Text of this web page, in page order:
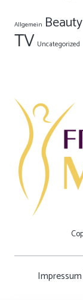
Allgemein Beauty
TV Uncategorized
Impressum